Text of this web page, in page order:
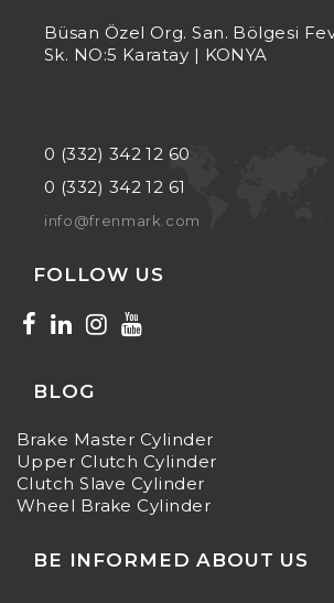
Büsan Özel Org. San. Bölgesi
Sk. NO:5 Karatay | KONYA
0 (332) 342 12 60
0 (332) 342 12 61
info@frenmark.com
FOLLOW US
BLOG
Brake Master Cylinder
Upper Clutch Cylinder
Clutch Slave Cylinder
Wheel Brake Cylinder
BE INFORMED ABOUT US